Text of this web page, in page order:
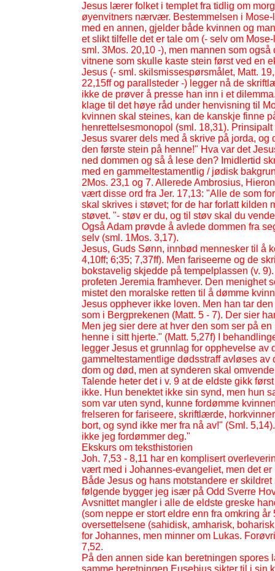
Jesus lærer folket i templet fra tidlig om
øyenvitners nærvær. Bestemmelsen i Mose-
med en annen, gjelder både kvinnen og
et slikt tilfelle det er tale om (- selv om Mose-
sml. 3Mos. 20,10 -), men mannen som også
vitnene som skulle kaste stein først ved en
Jesus (- sml. skilsmissespørsmålet, Matt.
22,15ff og parallsteder -) legger nå de
ikke de prøver å presse han inn i et
klage til det høye råd under henvisning til
kvinnen skal steines, kan de kanskje finne
henrettelsesmonopol (sml. 18,31).
Jesus svarer dels med å skrive på jorda,
den første stein på henne!" Hva var det
ned dommen og så å lese den? Imidlertid
med en gammeltestamentlig / jødisk
2Mos. 23,1 og 7. Allerede Ambrosius,
vært disse ord fra Jer. 17,13: "Alle de som
skal skrives i støvet; for de har forlatt kilden
støvet. "- støv er du, og til støv skal du
Også Adam prøvde å avlede dommen fra
selv (sml. 1Mos. 3,17).
Jesus, Guds Sønn, innbød mennesker til å
4,10ff; 6;35; 7,37ff). Men fariseerne og de
bokstavelig skjedde på tempelplassen (v.
profeten Jeremia framhever. Den menighet
mistet den moralske retten til å dømme
Jesus opphever ikke loven. Men han tar
som i Bergprekenen (Matt. 5 - 7). Der sier
Men jeg sier dere at hver den som ser på
henne i sitt hjerte." (Matt. 5,27f) I
legger Jesus et grunnlag for opphevelse
gammeltestamentlige dødsstraff avløses
dom og død, men at synderen skal
Talende heter det i v. 9 at de eldste gikk
ikke. Hun benektet ikke sin synd, men hun
som var uten synd, kunne fordømme
frelseren for fariseere, skriftlærde,
bort, og synd ikke mer fra nå av!" (Sml.
ikke jeg fordømmer deg."
Ekskurs om teksthistorien
Joh. 7,53 - 8,11 har en komplisert
vært med i Johannes-evangeliet, men det
Både Jesus og hans motstandere er
følgende bygger jeg især på Odd Sverre
Avsnittet mangler i alle de eldste greske
(som neppe er stort eldre enn fra omkring
oversettelsene (sahidisk, amharisk,
for Johannes, men minner om Lukas.
7,52.
På den annen side kan beretningen
samme beretningen Eusebius sikter til i sin